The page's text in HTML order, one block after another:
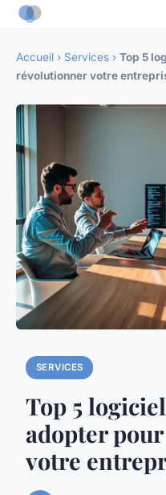
Accueil › Services › Top 5
révolutionner votre
SERVICES
Top 5
adopter
votre